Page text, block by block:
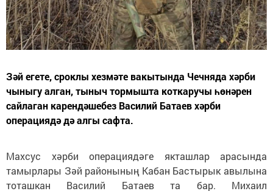
Зәй егете, сроклы хезмәте вакытында Чечняда хәрби
чыныгу алган, тыныч тормышта коткаручы һөнәрен
сайлаган карендәшебез Василий Батаев хәрби
операциядә дә алгы сафта.
Махсус хәрби операциядәге якташлар арасында
тамырлары Зәй районының Кабан Бастырык авылына
тоташкан Василий Батаев та бар. Михаил